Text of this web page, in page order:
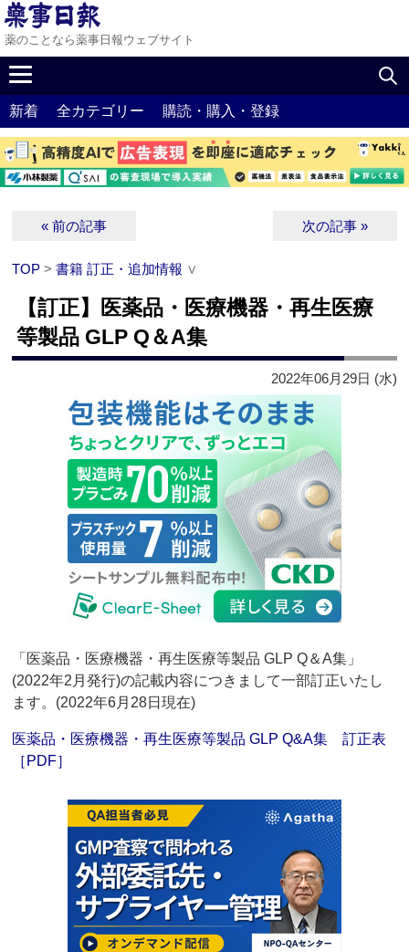
薬のことなら薬事日報ウェブサイト
新着 全カテゴリー 購読・購入・登録
« 前の記事 次の記事 »
TOP >書籍 訂正・追加情報 ∨
【訂正】医薬品・医療機器・再生医療
等製品 GLP Q＆A集
2022年06月29日 (水)
「医薬品・医療機器・再生医療等製品 GLP Q＆A集」
(2022年2月発行)の記載内容につきまして一部訂正いたし
ます。(2022年6月28日現在)
医薬品・医療機器・再生医療等製品 GLP Q&A集 訂正表
［PDF］